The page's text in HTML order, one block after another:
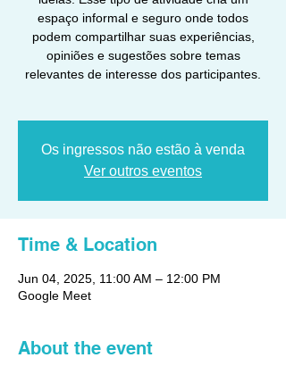
espaço informal e seguro onde todos
podem compartilhar suas experiências,
opiniões e sugestões sobre temas
relevantes de interesse dos participantes.
Os ingressos não estão à venda
Ver outros eventos
Time & Location
Jun 04, 2025, 11:00 AM – 12:00 PM
Google Meet
About the event